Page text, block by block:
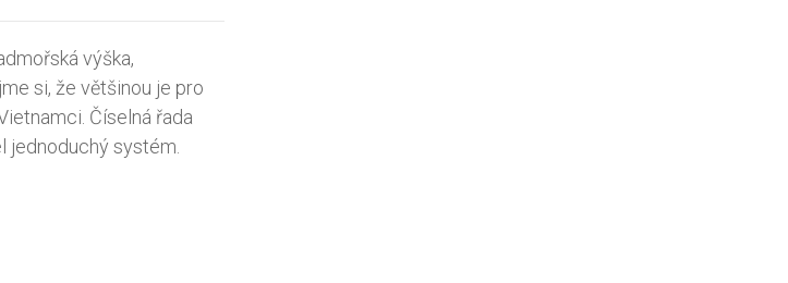
výška,
si, že většinou je pro
Číselná řada
jednoduchý systém.